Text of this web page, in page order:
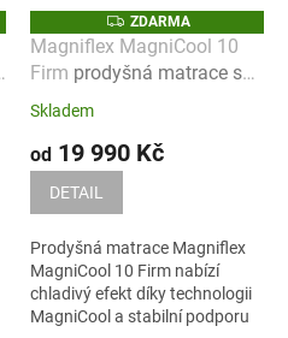
Z
D
A
R
ZDARMA
Magniflex MagniCool 10
Firm prodyšná matrace s
chladivým efektem
Skladem
od 19 990 Kč
DETAIL
Prodyšná matrace Magniflex
MagniCool 10 Firm nabízí
chladivý efekt díky technologii
MagniCool a stabilní podporu